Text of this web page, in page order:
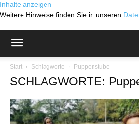
Inhalte anzeigen
Weitere Hinweise finden Sie in unseren
Start Schlagworte Puppenstube
SCHLAGWORTE: